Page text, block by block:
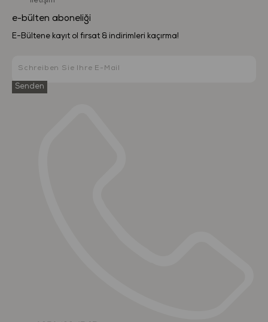
e-bülten aboneliği
E-Bültene kayıt ol fırsat & indirimleri kaçırma!
Senden